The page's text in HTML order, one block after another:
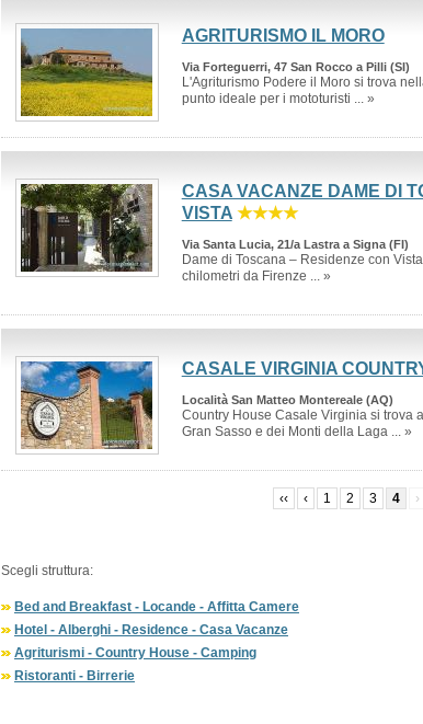
AGRITURISMO IL MORO
Via Forteguerri, 47 San Rocco a Pilli (SI)
L'Agriturismo Podere il Moro si trova
punto ideale per i mototuristi ... »
CASA VACANZE DAME DI
VISTA ★★★★
Via Santa Lucia, 21/a Lastra a Signa (FI)
Dame di Toscana – Residenze con
chilometri da Firenze ... »
CASALE VIRGINIA
Località San Matteo Montereale (AQ)
Country House Casale Virginia si trova
Gran Sasso e dei Monti della Laga ... »
‹‹ ‹ 1 2 3 4 ›
Scegli struttura:
Bed and Breakfast - Locande - Affitta Camere
Hotel - Alberghi - Residence - Casa Vacanze
Agriturismi - Country House - Camping
Ristoranti - Birrerie